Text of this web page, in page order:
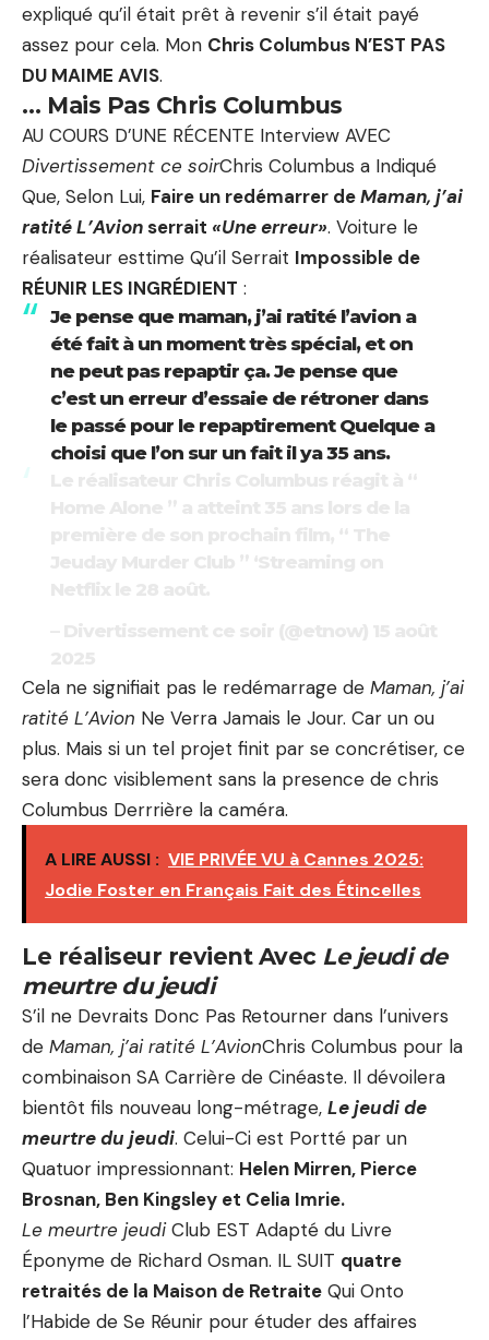
expliqué qu’il était prêt à revenir s’il était payé
assez pour cela. Mon Chris Columbus N’EST PAS
DU MAIME AVIS.
… Mais Pas Chris Columbus
AU COURS D’UNE RÉCENTE Interview AVEC
Divertissement ce soirChris Columbus a Indiqué
Que, Selon Lui, Faire un redémarrer deMaman, j’ai
ratité L’Avionserrait «Une erreur». Voiture le
réalisateur esttime Qu’il Serrait Impossible de
RÉUNIR LES INGRÉDIENT :
Je pense que maman, j’ai ratité l’avion a
été fait à un moment très spécial, et on
ne peut pas repaptir ça. Je pense que
c’est un erreur d’essaie de rétroner dans
le passé pour le repaptirement Quelque a
choisi que l’on sur un fait il ya 35 ans.
Cela ne signifiait pas le redémarrage de Maman, j’ai
ratité L’Avion Ne Verra Jamais le Jour. Car un ou
plus. Mais si un tel projet finit par se concrétiser, ce
sera donc visiblement sans la presence de chris
Columbus Derrrière la caméra.
A LIRE AUSSI : VIE PRIVÉE VU à Cannes 2025:
Jodie Foster en Français Fait des Étincelles
Le réaliseur revient Avec Le jeudi de
meurtre du jeudi
S’il ne Devraits Donc Pas Retourner dans l’univers
de Maman, j’ai ratité L’AvionChris Columbus pour la
combinaison SA Carrière de Cinéaste. Il dévoilera
bientôt fils nouveau long-métrage, Le jeudi de
meurtre du jeudi. Celui-Ci est Portté par un
Quatuor impressionnant: Helen Mirren, Pierce
Brosnan, Ben Kingsley et Celia Imrie.
Le meurtre jeudiClub EST Adapté du Livre
Éponyme de Richard Osman. IL SUIT quatre
retraités de la Maison de Retraite Qui Onto
l’Habide de Se Réunir pour étuder des affaires